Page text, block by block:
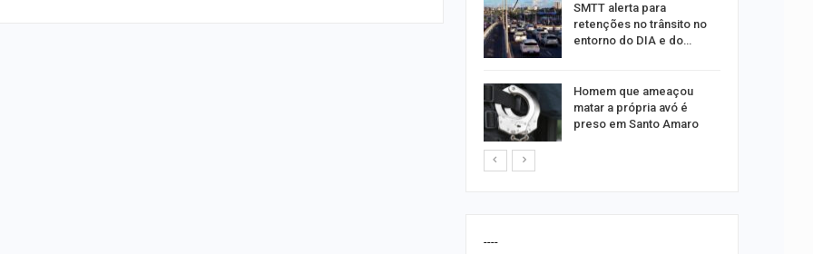
SMTT alerta para
retenções no trânsito no
entorno do DIA e do…
Homem que ameaçou
matar a própria avó é
preso em Santo Amaro
----